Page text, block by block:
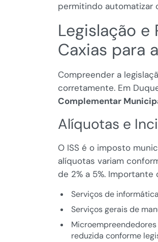
permitindo automatizar
Legislação e
Caxias para
Compreender a
corretamente. Em
Complementar
Alíquotas e
O ISS é o imposto
alíquotas variam
de 2% a 5%. Importante
Serviços de
Serviços gerais de
reduzida conforme